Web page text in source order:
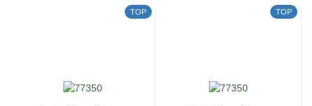
TOP TOP